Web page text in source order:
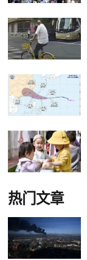
热门文章